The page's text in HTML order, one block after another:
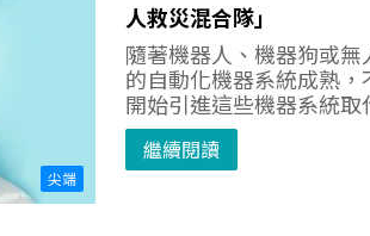
尖端
人救災混合隊」
隨著機器人、機器狗或
的自動化機器系統成熟
開始引進這些機器系統取
繼續閱讀